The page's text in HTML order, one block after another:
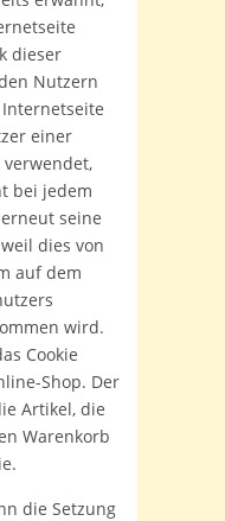
dieser
Nutzern
einer
verwendet,
bei jedem
seine
dies von
auf dem
wird.
Cookie
Shop. Der
Artikel, die
Warenkorb
die Setzung